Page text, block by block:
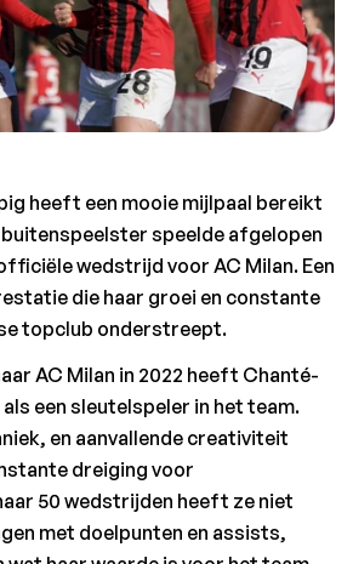
heeft een mooie mijlpaal bereikt
speelde afgelopen
wedstrijd voor AC Milan. Een
die haar groei en constante
topclub onderstreept.
AC Milan in 2022 heeft Chanté-
een sleutelspeler in het team.
en aanvallende creativiteit
dreiging voor
50 wedstrijden heeft ze niet
met doelpunten en assists,